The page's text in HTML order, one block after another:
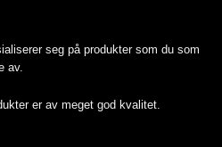
seg på produkter som du som
av.
er av meget god kvalitet.